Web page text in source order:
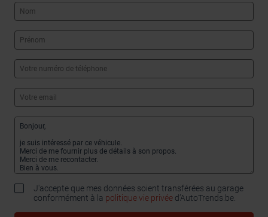
J'accepte que mes données soient transférées au garage
conformément à la politique vie privée d’AutoTrends.be.